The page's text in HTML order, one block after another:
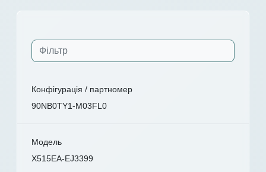
Конфігурація / партномер
90NB0TY1-M03FL0
Модель
X515EA-EJ3399